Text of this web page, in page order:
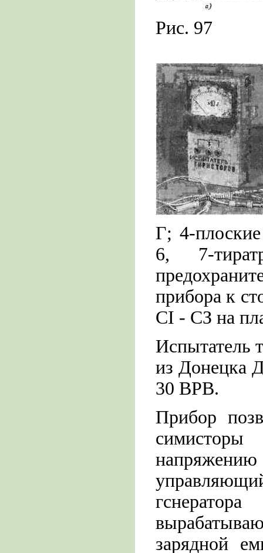
Рис. 97
Г; 4-
6, 7-
прибора к
CI - СЗ на
Испытатель
из Донецка
30 ВРВ.
Прибор
напряжению
зарядной